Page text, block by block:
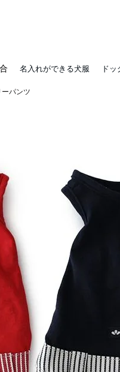
名入れができる犬服 ド
パンツ